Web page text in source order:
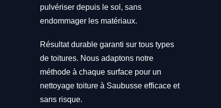
pulvériser depuis le sol, sans
endommager les matériaux.
Résultat durable garanti sur tous types
de toitures. Nous adaptons notre
méthode à chaque surface pour un
nettoyage toiture à Saubusse efficace et
sans risque.